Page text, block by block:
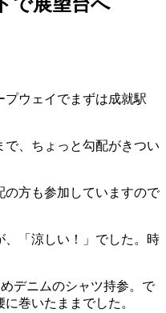
ウェイでまずは成就駅
、ちょっと勾配がきつい
の方も参加していますので
、「涼しい！」でした。時
デニムのシャツ持参。で
巻いたままでした。